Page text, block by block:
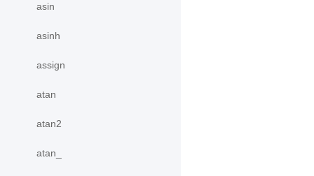
asin
asinh
assign
atan
atan2
atan_